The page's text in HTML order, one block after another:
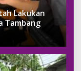
Lakukan
Tambang